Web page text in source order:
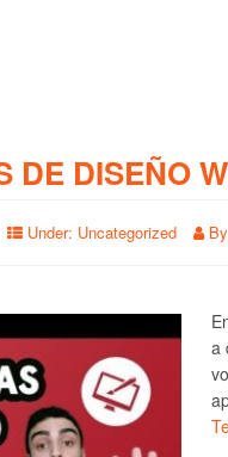
DE DISEÑO
Under: Uncategorized By
a